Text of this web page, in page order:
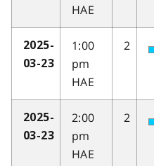
HAE
2025-
03-23
1:00
pm
HAE
2
2025-
03-23
2:00
pm
HAE
2